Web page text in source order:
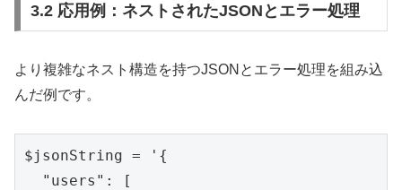
3.2 応用例：ネストされたJSONとエラー処理
より複雑なネスト構造を持つJSONとエラー処理を組み込
んだ例です。
$jsonString = '{
  "users": [